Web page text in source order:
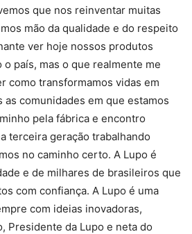
que nos reinventar muitas
mão da qualidade e do respeito
ver hoje nossos produtos
país, mas o que realmente me
como transformamos vidas em
as comunidades em que estamos
pela fábrica e encontro
terceira geração trabalhando
no caminho certo. A Lupo é
e de milhares de brasileiros que
com confiança. A Lupo é uma
com ideias inovadoras,
Presidente da Lupo e neta do